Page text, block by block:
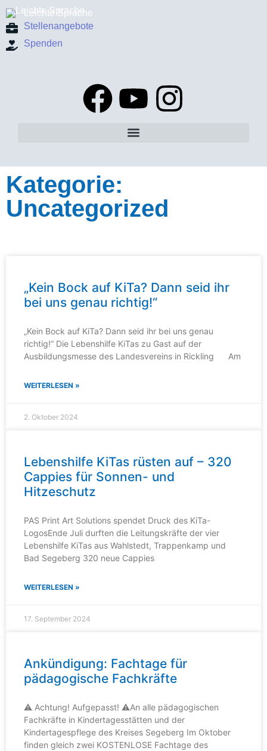
Leichte Sprache
Stellenangebote
Spenden
Kategorie:
Uncategorized
„Kein Bock auf KiTa? Dann seid ihr
bei uns genau richtig!“
„Kein Bock auf KiTa? Dann seid ihr bei uns genau
richtig!“ Die Lebenshilfe KiTas zu Gast auf der
Ausbildungsmesse des Landesvereins in Rickling Am
WEITERLESEN »
2. Oktober 2024
Lebenshilfe KiTas rüsten auf – 320
Cappies für Sonnen- und
Hitzeschutz
PAS Print Art Solutions spendet Druck des KiTa-
LogosEnde Juli durften die Leitungskräfte der vier
Lebenshilfe KiTas aus Wahlstedt, Trappenkamp und
Bad Segeberg 320 neue Cappies
WEITERLESEN »
17. September 2024
Ankündigung: Fachtage für
pädagogische Fachkräfte
⚠️ Achtung! Aufgepasst! ⚠️An alle pädagogischen
Fachkräfte in Kindertagesstätten und der
Kindertagespflege des Kreises Segeberg Im Oktober
finden gleich zwei KOSTENLOSE Fachtage des